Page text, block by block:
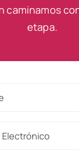
caminamos
etapa.